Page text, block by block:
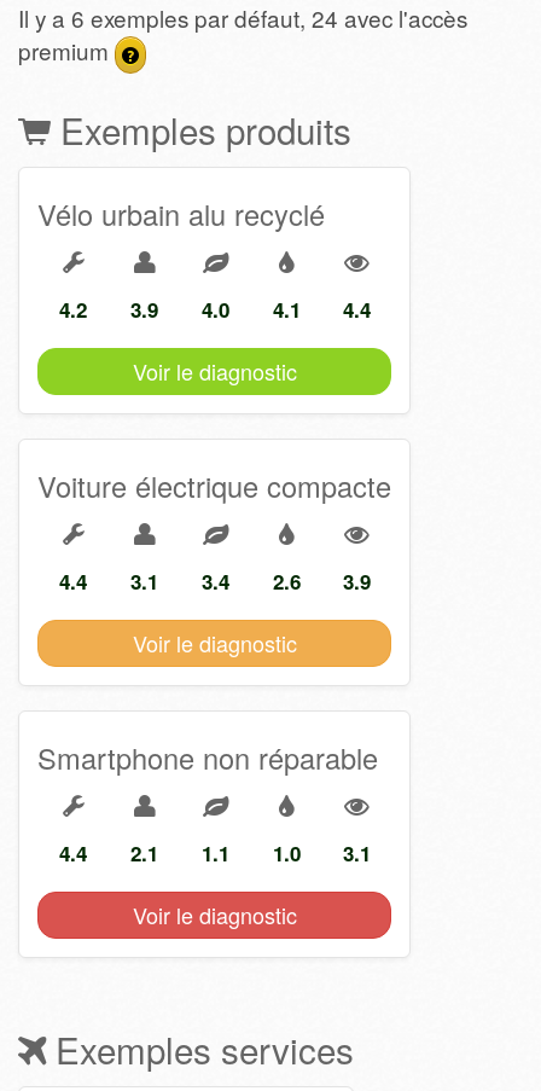
Il y a 6 exemples par défaut, 24 avec l'accès
premium
Exemples produits
Vélo urbain alu recyclé
4.2 3.9 4.0 4.1 4.4
Voir le diagnostic
Voiture électrique compacte
4.4 3.1 3.4 2.6 3.9
Voir le diagnostic
Smartphone non réparable
4.4 2.1 1.1 1.0 3.1
Voir le diagnostic
Exemples services